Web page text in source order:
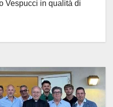
Vespucci in qualità di